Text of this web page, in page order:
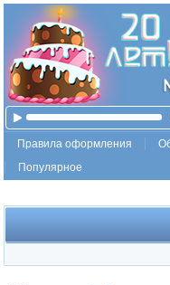
Правила оформления
Популярное